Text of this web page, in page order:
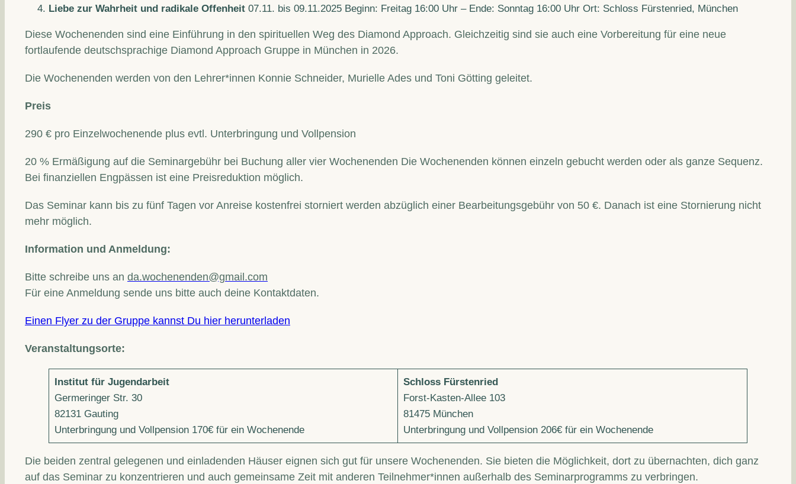
Liebe zur Wahrheit und radikale Offenheit 07.11. bis 09.11.2025 Beginn: Freitag 16:00 Uhr – Ende: Sonntag 16:00 Uhr Ort: Schloss Fürstenried, München
Diese Wochenenden sind eine Einführung in den spirituellen Weg des Diamond Approach. Gleichzeitig sind sie auch eine Vorbereitung für eine neue
fortlaufende deutschsprachige Diamond Approach Gruppe in München in 2026.
Die Wochenenden werden von den Lehrer*innen Konnie Schneider, Murielle Ades und Toni Götting geleitet.
Preis
290 € pro Einzelwochenende plus evtl. Unterbringung und Vollpension
20 % Ermäßigung auf die Seminargebühr bei Buchung aller vier Wochenenden Die Wochenenden können einzeln gebucht werden oder als ganze Sequenz.
Bei finanziellen Engpässen ist eine Preisreduktion möglich.
Das Seminar kann bis zu fünf Tagen vor Anreise kostenfrei storniert werden abzüglich einer Bearbeitungsgebühr von 50 €. Danach ist eine Stornierung nicht
mehr möglich.
Information und Anmeldung:
Bitte schreibe uns an da.wochenenden@gmail.com
Für eine Anmeldung sende uns bitte auch deine Kontaktdaten.
Einen Flyer zu der Gruppe kannst Du hier herunterladen
Veranstaltungsorte:
Institut für Jugendarbeit
Germeringer Str. 30
82131 Gauting
Unterbringung und Vollpension 170€ für ein Wochenende
Schloss Fürstenried
Forst-Kasten-Allee 103
81475 München
Unterbringung und Vollpension 206€ für ein Wochenende
Die beiden zentral gelegenen und einladenden Häuser eignen sich gut für unsere Wochenenden. Sie bieten die Möglichkeit, dort zu übernachten, dich ganz
auf das Seminar zu konzentrieren und auch gemeinsame Zeit mit anderen Teilnehmer*innen außerhalb des Seminarprogramms zu verbringen.